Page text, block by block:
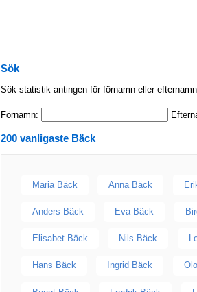
Sök
Sök statistik antingen för förnamn eller efternamn
Förnamn:
200 vanligaste Bäck
Maria Bäck Anna Bäck
Anders Bäck Eva Bäck
Elisabet Bäck Nils Bäck
Hans Bäck Ingrid Bäck